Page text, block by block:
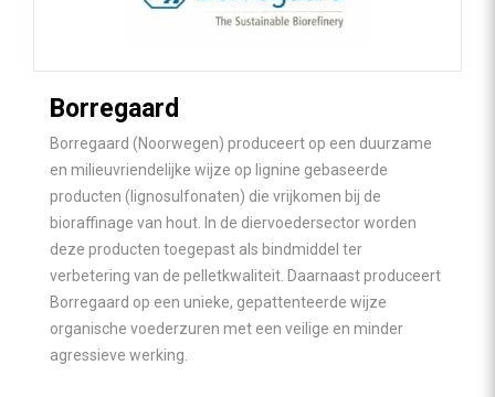
Borregaard
Borregaard (Noorwegen) produceert op een duurzame
en milieuvriendelijke wijze op lignine gebaseerde
producten (lignosulfonaten) die vrijkomen bij de
bioraffinage van hout. In de diervoedersector worden
deze producten toegepast als bindmiddel ter
verbetering van de pelletkwaliteit. Daarnaast produceert
Borregaard op een unieke, gepattenteerde wijze
organische voederzuren met een veilige en minder
agressieve werking.